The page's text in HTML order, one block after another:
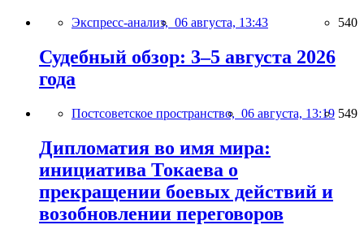
Экспресс-анализ, 06 августа, 13:43 540
Судебный обзор: 3–5 августа 2026
года
Постсоветское пространство, 06 августа, 13:19 549
Дипломатия во имя мира:
инициатива Токаева о
прекращении боевых действий и
возобновлении переговоров